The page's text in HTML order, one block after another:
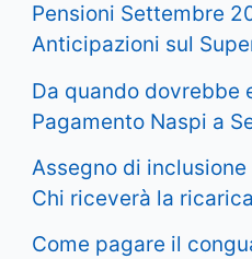
Pensioni Settembre
Anticipazioni sul
Da quando dovrebbe
Pagamento Naspi a
Assegno di
Chi riceverà la
Come pagare il